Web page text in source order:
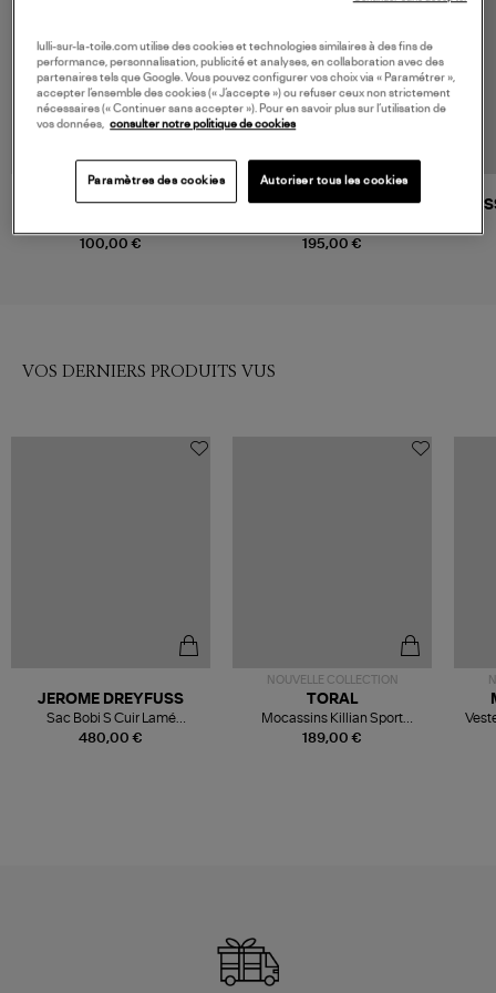
100,00 €
ADIDAS
Vintage/Light Denim
195,00 €
ESSENTIEL ANTWERP
VOS DERNIERS PRODUITS VUS
480,00 €
JEROME DREYFUSS
Sac Bobi S Cuir Lamé
Champagne
NOUVELLE COLLECTION
189,00 €
TORAL
Mocassins Killian Sport
Mousse
lulli-sur-la-toile.com utilise des cookies et technologies similaires à des fins de
performance, personnalisation, publicité et analyses, en collaboration avec des
partenaires tels que Google. Vous pouvez configurer vos choix via « Paramétrer »,
accepter l’ensemble des cookies (« J’accepte ») ou refuser ceux non strictement
nécessaires (« Continuer sans accepter »). Pour en savoir plus sur l’utilisation de
vos données, consulter notre politique de cookies
Paramètres des cookies Autoriser tous les cookies